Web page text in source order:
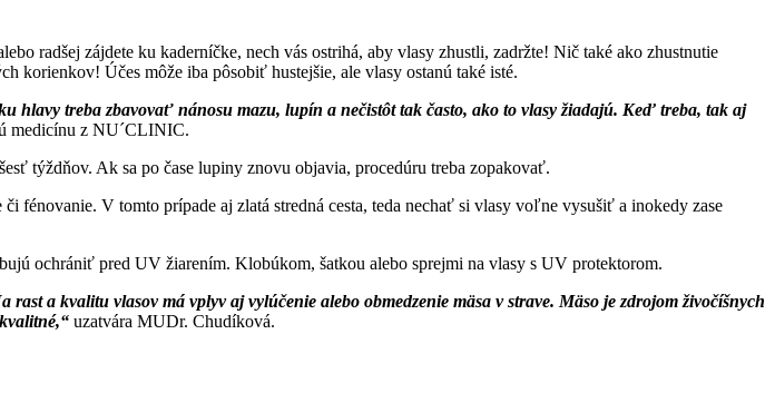
radšej zájdete ku kaderníčke, nech vás ostrihá, aby vlasy zhustli, zadržte! Nič také ako zhustnutie
Účes môže iba pôsobiť hustejšie, ale vlasy ostanú také isté.
hlavy treba zbavovať nánosu mazu, lupín a nečistôt tak často, ako to vlasy žiadajú. Keď treba, tak aj
medicínu z NU´CLINIC.
týždňov. Ak sa po čase lupiny znovu objavia, procedúru treba zopakovať.
fénovanie. V tomto prípade aj zlatá stredná cesta, teda nechať si vlasy voľne vysušiť a inokedy zase
ochrániť pred UV žiarením. Klobúkom, šatkou alebo sprejmi na vlasy s UV protektorom.
a kvalitu vlasov má vplyv aj vylúčenie alebo obmedzenie mäsa v strave. Mäso je zdrojom živočíšnych
uzatvára MUDr. Chudíková.